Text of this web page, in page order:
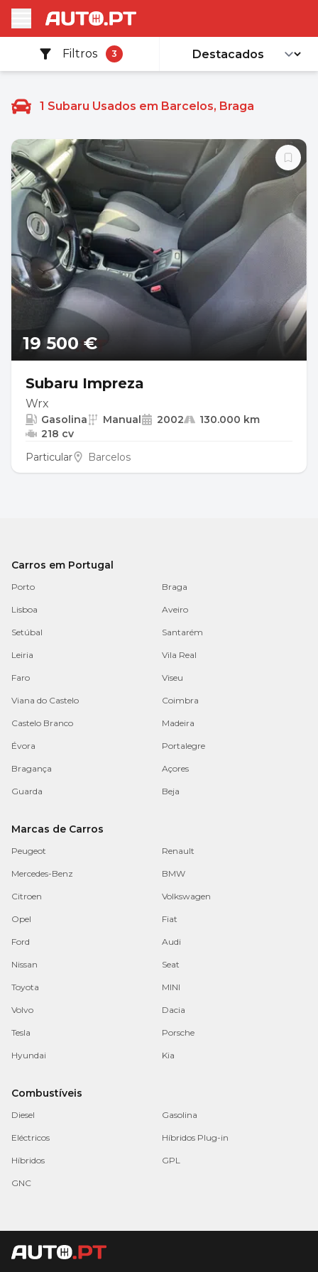
Filtros 3
1 Subaru Usados em Barcelos, Braga
19 500 €
Subaru Impreza
Wrx
Gasolina Manual 2002
130.000 km
218 cv
Particular
Barcelos
Carros em Portugal
Porto Braga
Lisboa Aveiro
Setúbal Santarém
Leiria Vila Real
Faro Viseu
Viana do Castelo Coimbra
Castelo Branco Madeira
Évora Portalegre
Bragança Açores
Guarda Beja
Marcas de Carros
Peugeot Renault
Mercedes-Benz BMW
Citroen Volkswagen
Opel Fiat
Ford Audi
Nissan Seat
Toyota MINI
Volvo Dacia
Tesla Porsche
Hyundai Kia
Combustíveis
Diesel Gasolina
Eléctricos Híbridos Plug-in
Híbridos GPL
GNC